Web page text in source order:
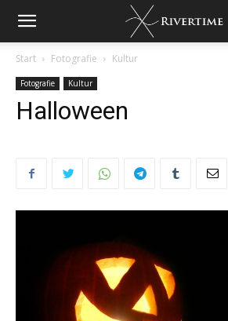
Start Fotografie Kultur
Fotografie Kultur
Halloween